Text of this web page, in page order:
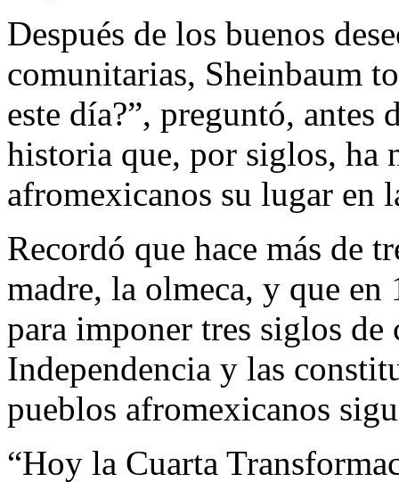
Después de los buenos
comunitarias, Sheinbaum
este día?”, preguntó,
historia que, por siglos, ha
afromexicanos su lugar en
Recordó que hace más de
madre, la olmeca, y que
para imponer tres siglos de
Independencia y las
pueblos afromexicanos
“Hoy la Cuarta